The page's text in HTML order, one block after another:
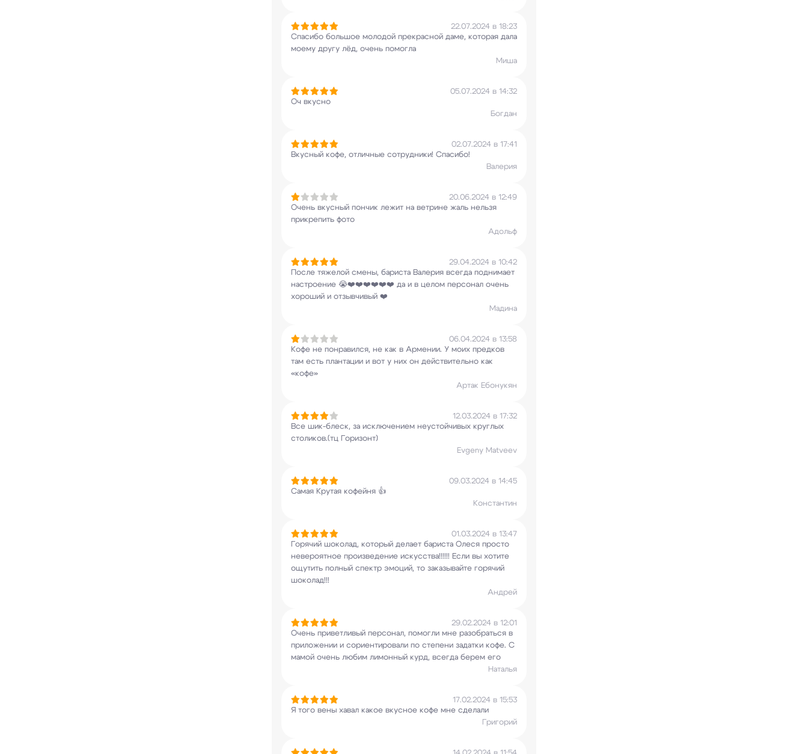
22.07.2024 в 18:23
Спасибо большое молодой прекрасной даме, которая дала
моему другу лёд, очень помогла
Миша
05.07.2024 в 14:32
Оч вкусно
Богдан
02.07.2024 в 17:41
Вкусный кофе, отличные сотрудники! Спасибо!
Валерия
20.06.2024 в 12:49
Очень вкусный пончик лежит на ветрине жаль нельзя
прикрепить фото
Адольф
29.04.2024 в 10:42
После тяжелой смены, бариста Валерия всегда поднимает
настроение 😭❤️❤️❤️❤️❤️❤️ да и в целом персонал очень
хороший и отзывчивый ❤️
Мадина
06.04.2024 в 13:58
Кофе не понравился, не как в Армении. У моих предков
там есть плантации и вот у них он действительно как
«кофе»
Артак Ебонукян
12.03.2024 в 17:32
Все шик-блеск, за исключением неустойчивых круглых
столиков.(тц Горизонт)
Evgeny Matveev
09.03.2024 в 14:45
Самая Крутая кофейня 👍
Константин
01.03.2024 в 13:47
Горячий шоколад, который делает бариста Олеся просто
невероятное произведение искусства!!!!!! Если вы хотите
ощутить полный спектр эмоций, то заказывайте горячий
шоколад!!!
Андрей
29.02.2024 в 12:01
Очень приветливый персонал, помогли мне разобраться в
приложении и сориентировали по степени задатки кофе. С
мамой очень любим лимонный курд, всегда берем его
Наталья
17.02.2024 в 15:53
Я того вены хавал какое вкусное кофе мне сделали
Григорий